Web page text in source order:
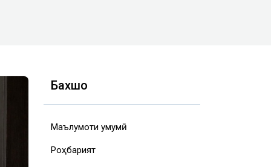
Бахшҳо
Маълумоти умумӣ
Роҳбарият